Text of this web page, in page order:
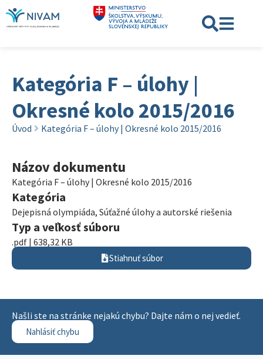
Kategória F – úlohy |
Okresné kolo 2015/2016
Úvod Kategória F – úlohy | Okresné kolo 2015/2016
Názov dokumentu
Kategória F – úlohy | Okresné kolo 2015/2016
Kategória
Dejepisná olympiáda, Súťažné úlohy a autorské riešenia
Typ a veľkosť súboru
.pdf | 638,32 KB
Stiahnuť súbor
Našli ste na stránke nejakú chybu? Dajte nám o nej vedieť.
Nahlásiť chybu